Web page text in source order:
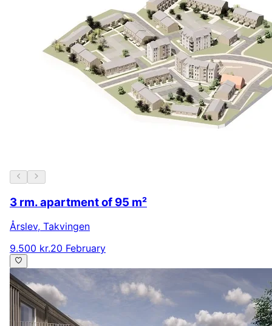
3 rm. apartment of 95 m²
Årslev, Takvingen
9.500 kr.20 February